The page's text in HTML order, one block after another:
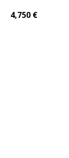
4,750€